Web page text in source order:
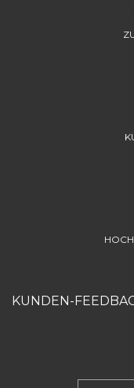
KUNDEN-